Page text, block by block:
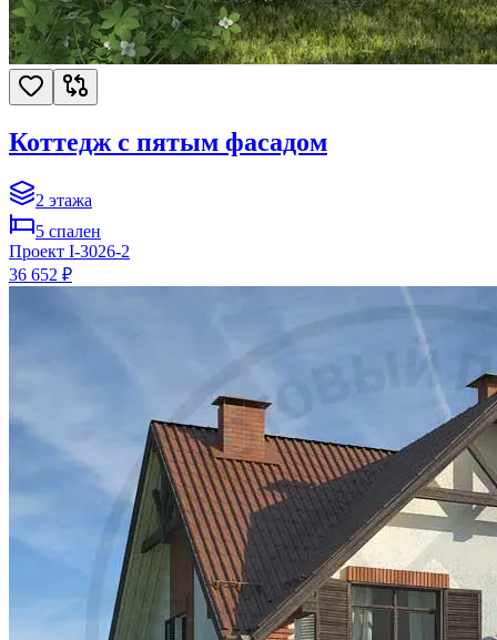
Коттедж с пятым фасадом
2 этажа
5 спален
Проект I-3026-2
36 652 ₽